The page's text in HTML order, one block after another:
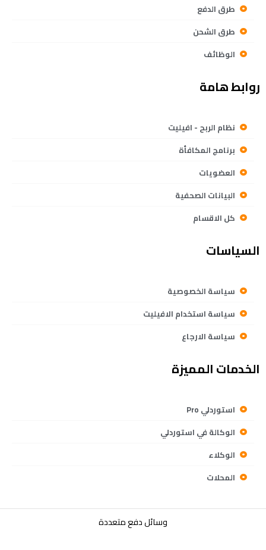
طرق الدفع
طرق الشحن
الوظائف
روابط هامة
نظام الربح - افيليت
برنامج المكافأة
العضويات
البيانات الصحفية
كل الاقسام
السياسات
سياسة الخصوصية
سياسة استخدام الافيليت
سياسة الارجاع
الخدمات المميزة
استوردلي Pro
الوكالة في استوردلي
الوكلاء
المحلات
وسائل دفع متعددة